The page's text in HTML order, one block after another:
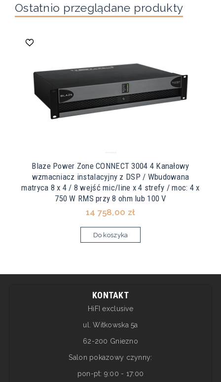
Ostatnio przeglądane produkty
Blaze Power Zone CONNECT 3004 4 Kanałowy
wzmacniacz instalacyjny z DSP / Wbudowana
matryca 8 x 4 / 8 wejść mic/line x 4 strefy / moc: 4 x
750 W RMS przy 8 ohm lub 100 V
14 758,00 zł
Do koszyka
KONTAKT
HiFI exclusive
ul. Witkowska 5a
62-200 Gniezno
Salon pokazowy czynny:
pon-pt: 9:00 - 17:00